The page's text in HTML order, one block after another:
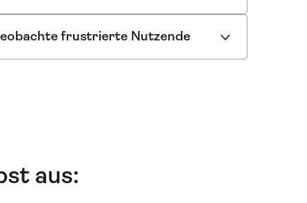
frustrierte Nutzende
aus: